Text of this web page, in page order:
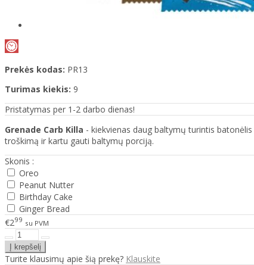
Prekės kodas: PR13
Turimas kiekis: 9
Pristatymas per 1-2 darbo dienas!
Grenade Carb Killa - kiekvienas daug baltymų turintis
troškimą ir kartu gauti baltymų porciją.
Skonis :
Oreo
Peanut Nutter
Birthday Cake
Ginger Bread
€299 su PVM
Turite klausimų apie šią prekę? Klauskite